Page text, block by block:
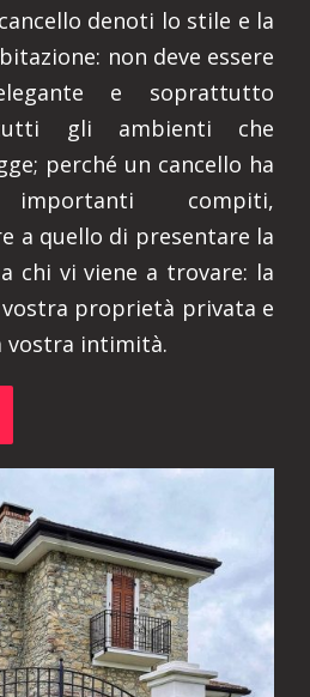
denoti lo stile e la
non deve essere
e soprattutto
gli ambienti che
perché un cancello ha
compiti,
a quello di presentare la
chi vi viene a trovare: la
proprietà privata e
vostra intimità.